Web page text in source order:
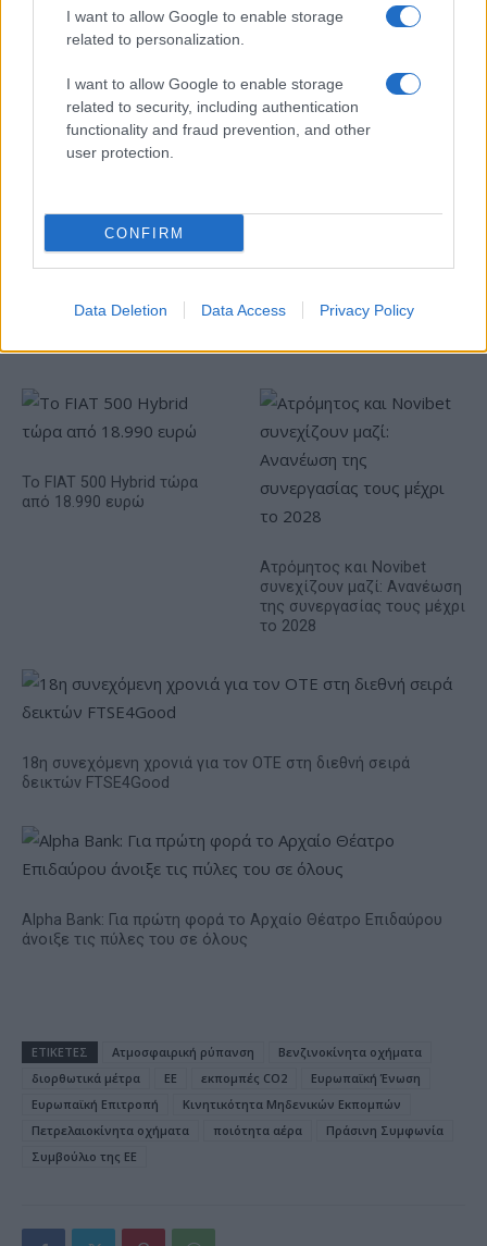
I want to allow Google to enable storage
related to personalization.
I want to allow Google to enable storage
related to security, including authentication
functionality and fraud prevention, and other
user protection.
CONFIRM
Data Deletion Data Access Privacy Policy
Β.Σ. Καρούλιας: Τζίρος 98,7
στοιχήματα σε low & non
είσοδο στην πολωνική
Το FIAT 500 Hybrid τώρα
από 18.990 ευρώ
Ατρόμητος και Novibet
συνεχίζουν μαζί: Ανανέωση
της συνεργασίας τους μέχρι
το 2028
18η συνεχόμενη χρονιά για τον ΟΤΕ στη διεθνή σειρά
δεικτών FTSE4Good
Alpha Bank: Για πρώτη φορά το Αρχαίο Θέατρο Επιδαύρου
άνοιξε τις πύλες του σε όλους
ΕΤΙΚΕΤΕΣ Ατμοσφαιρική ρύπανση
Βενζινοκίνητα οχήματα
διορθωτικά μέτρα
ΕΕ εκπομπές CO2
Ευρωπαϊκή Ένωση
Ευρωπαϊκή Επιτροπή
Κινητικότητα Μηδενικών Εκπομπών
Πετρελαιοκίνητα οχήματα
ποιότητα αέρα
Πράσινη Συμφωνία
Συμβούλιο της ΕΕ